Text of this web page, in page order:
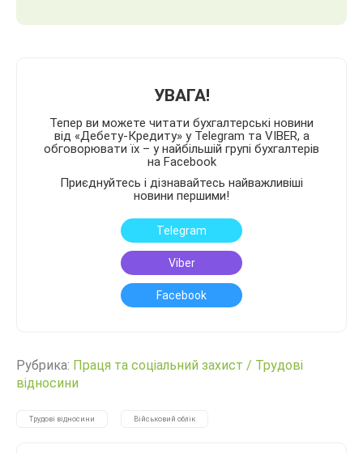
УВАГА!
Тепер ви можете читати бухгалтерські новини
від «Дебету-Кредиту» у Telegram та VIBER, а
обговорювати їх – у найбільшій групі бухгалтерів
на Facebook
Приєднуйтесь і дізнавайтесь найважливіші
новини першими!
Telegram
Viber
Facebook
Рубрика: Праця та соціальний захист / Трудові
відносини
Трудові відносини Військовий облік